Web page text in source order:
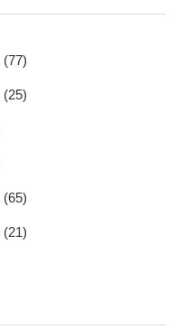
(77)
(25)
(65)
(21)